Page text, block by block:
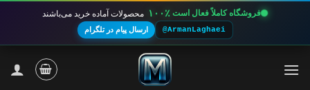
فروشگاه کاملاً فعال است ۱۰۰٪ محصولات آماده خرید می‌باشند
@ArmanLaghaei ارسال پیام در تلگرام